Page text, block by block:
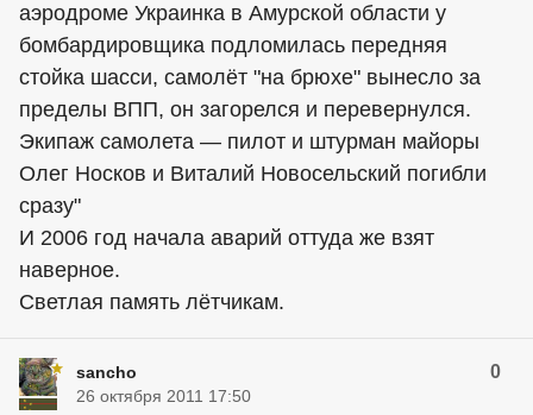
аэродроме Украинка в Амурской области у
бомбардировщика подломилась передняя
стойка шасси, самолёт "на брюхе" вынесло за
пределы ВПП, он загорелся и перевернулся.
Экипаж самолета — пилот и штурман майоры
Олег Носков и Виталий Новосельский погибли
сразу"
И 2006 год начала аварий оттуда же взят
наверное.
Светлая память лётчикам.
sancho 0
26 октября 2011 17:50